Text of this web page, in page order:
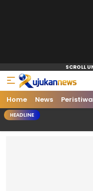
Home News Peristiwa
HEADLINE